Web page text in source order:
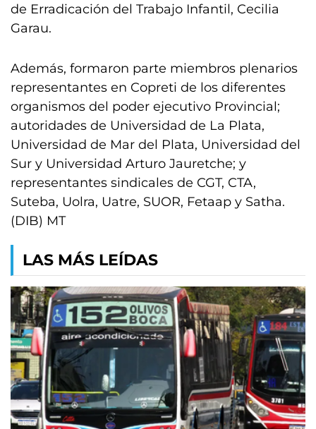
de Erradicación del Trabajo Infantil, Cecilia
Garau.
Además, formaron parte miembros plenarios
representantes en Copreti de los diferentes
organismos del poder ejecutivo Provincial;
autoridades de Universidad de La Plata,
Universidad de Mar del Plata, Universidad del
Sur y Universidad Arturo Jauretche; y
representantes sindicales de CGT, CTA,
Suteba, Uolra, Uatre, SUOR, Fetaap y Satha.
(DIB) MT
LAS MÁS LEÍDAS